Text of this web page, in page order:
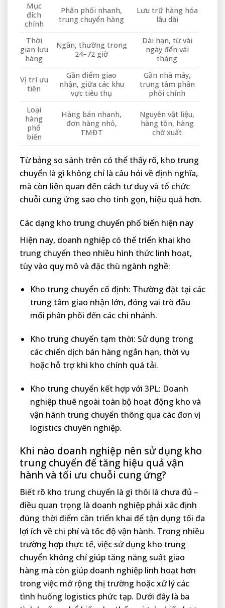
Mục
đích
chính
Phân phối nhanh,
trung chuyển hàng
Lưu trữ hàng hóa
lâu dài
Thời
gian lưu
hàng
Ngắn, thường trong
24–72 giờ
Dài hạn, từ vài
ngày đến vài
tháng
Vị trí ưu
tiên
Gần điểm giao
nhận, giữa các khu
vực tiêu thụ
Gần nhà máy,
trung tâm phân
phối chính
Loại
hàng
phổ
biến
Hàng bán nhanh,
đơn hàng nhỏ,
TMĐT
Nguyên vật liệu,
hàng tồn, hàng
chờ xuất
Từ bảng so sánh trên có thể thấy rõ, kho trung
chuyển là gì không chỉ là câu hỏi về định nghĩa,
mà còn liên quan đến cách tư duy và tổ chức
chuỗi cung ứng sao cho tinh gọn, hiệu quả hơn.
Các dạng kho trung chuyển phổ biến hiện nay
Hiện nay, doanh nghiệp có thể triển khai kho
trung chuyển theo nhiều hình thức linh hoạt,
tùy vào quy mô và đặc thù ngành nghề:
Kho trung chuyển cố định: Thường đặt tại các
trung tâm giao nhận lớn, đóng vai trò đầu
mối phân phối đến các chi nhánh.
Kho trung chuyển tạm thời: Sử dụng trong
các chiến dịch bán hàng ngắn hạn, thời vụ
hoặc hỗ trợ khi kho chính quá tải.
Kho trung chuyển kết hợp với 3PL: Doanh
nghiệp thuê ngoài toàn bộ hoạt động kho và
vận hành trung chuyển thông qua các đơn vị
logistics chuyên nghiệp.
Khi nào doanh nghiệp nên sử dụng kho
trung chuyển để tăng hiệu quả vận
hành và tối ưu chuỗi cung ứng?
Biết rõ kho trung chuyển là gì thôi là chưa đủ –
điều quan trọng là doanh nghiệp phải xác định
đúng thời điểm cần triển khai để tận dụng tối đa
lợi ích về chi phí và tốc độ vận hành. Trong nhiều
trường hợp thực tế, việc sử dụng kho trung
chuyển không chỉ giúp tăng năng suất giao
hàng mà còn giúp doanh nghiệp linh hoạt hơn
trong việc mở rộng thị trường hoặc xử lý các
tình huống logistics phức tạp. Dưới đây là ba